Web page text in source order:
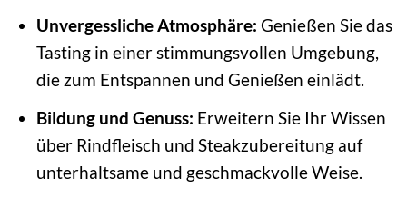
Unvergessliche Atmosphäre: Genießen Sie das
Tasting in einer stimmungsvollen Umgebung,
die zum Entspannen und Genießen einlädt.
Bildung und Genuss: Erweitern Sie Ihr Wissen
über Rindfleisch und Steakzubereitung auf
unterhaltsame und geschmackvolle Weise.